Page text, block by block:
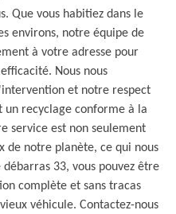
Que vous habitiez dans le
environs, notre équipe de
à votre adresse pour
Nous nous
et notre respect
un recyclage conforme à la
service est non seulement
de notre planète, ce qui nous
33, vous pouvez être
complète et sans tracas
véhicule. Contactez-nous